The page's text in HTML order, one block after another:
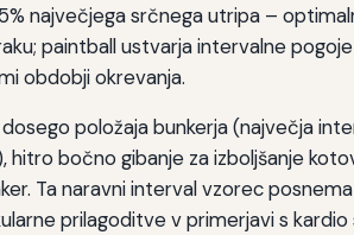
največjega srčnega utripa –
paintball ustvarja intervalne
obdobji okrevanja.
položaja bunkerja (največja
bočno gibanje za izboljšanje
Ta naravni interval vzorec
prilagoditve v primerjavi s